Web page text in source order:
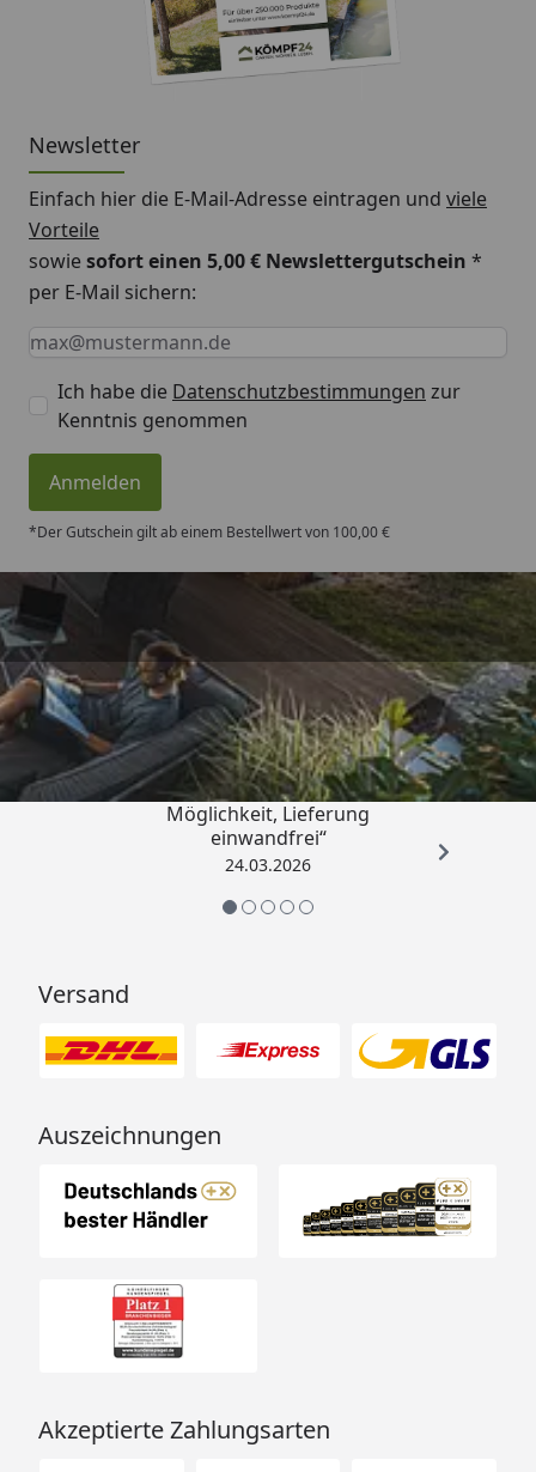
Newsletter
Einfach hier die E-Mail-Adresse eintragen und viele
Vorteile
sowiesofort einen 5,00 € Newslettergutschein *
per E-Mail sichern:
Keine Eingabe erforderlich
Eingabe erforderlich
E-Mail *
Ich habe die Datenschutzbestimmungen zur
Kenntnis genommen
Anmelden
*Der Gutschein gilt ab einem Bestellwert von 100,00 €
Trusted Shops
4,50/ 5
„Einfache Bestellung, Skonto
Möglichkeit, Lieferung
einwandfrei“
24.03.2026
Versand
Auszeichnungen
Akzeptierte Zahlungsarten